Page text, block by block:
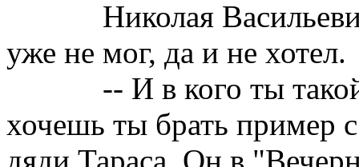
Николая
уже не мог, да и не хотел.
-- И в кого ты
хочешь ты брать пример